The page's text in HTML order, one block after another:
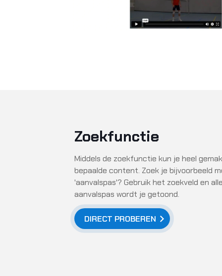
Zoekfunctie
Middels de zoekfunctie kun je heel
bepaalde content. Zoek je bijvoorbeeld
'aanvalspas'? Gebruik het zoekveld en
aanvalspas wordt je getoond.
DIRECT PROBEREN